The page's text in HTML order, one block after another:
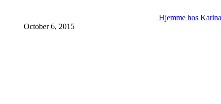
Hjemme hos Karina
October 6, 2015